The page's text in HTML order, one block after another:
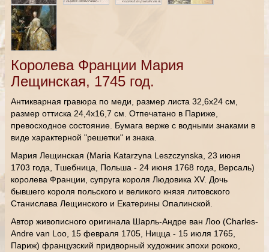
Королева Франции Мария
Лещинская, 1745 год.
Антикварная гравюра по меди, размер листа 32,6х24 см,
размер оттиска 24,4х16,7 см. Отпечатано в Париже,
превосходное состояние. Бумага верже с водными знаками в
виде характерной "решетки" и знака.
Мария Лещинская (Maria Katarzyna Leszczynska, 23 июня
1703 года, Тшебница, Польша - 24 июня 1768 года, Версаль)
королева Франции, супруга короля Людовика XV. Дочь
бывшего короля польского и великого князя литовского
Станислава Лещинского и Екатерины Опалинской.
Автор живописного оригинала Шарль-Андре ван Лоо (Charles-
Andre van Loo, 15 февраля 1705, Ницца - 15 июля 1765,
Париж) французский придворный художник эпохи рококо,